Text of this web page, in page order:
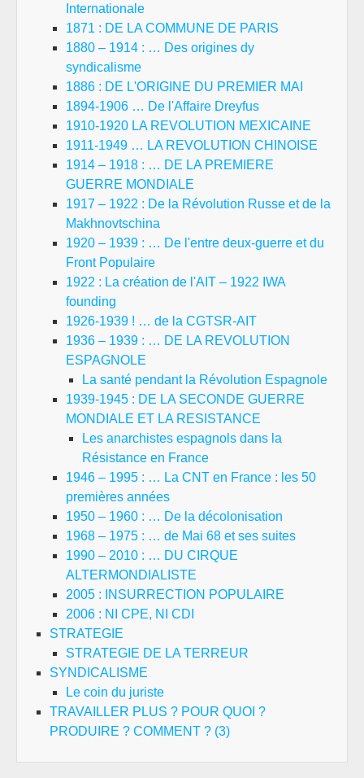
Internationale
1871 : DE LA COMMUNE DE PARIS
1880 – 1914 : … Des origines dy
syndicalisme
1886 : DE L'ORIGINE DU PREMIER MAI
1894-1906 … De l'Affaire Dreyfus
1910-1920 LA REVOLUTION MEXICAINE
1911-1949 … LA REVOLUTION CHINOISE
1914 – 1918 : … DE LA PREMIERE
GUERRE MONDIALE
1917 – 1922 : De la Révolution Russe et de la
Makhnovtschina
1920 – 1939 : … De l'entre deux-guerre et du
Front Populaire
1922 : La création de l'AIT – 1922 IWA
founding
1926-1939 ! … de la CGTSR-AIT
1936 – 1939 : … DE LA REVOLUTION
ESPAGNOLE
La santé pendant la Révolution Espagnole
1939-1945 : DE LA SECONDE GUERRE
MONDIALE ET LA RESISTANCE
Les anarchistes espagnols dans la
Résistance en France
1946 – 1995 : … La CNT en France : les 50
premières années
1950 – 1960 : … De la décolonisation
1968 – 1975 : … de Mai 68 et ses suites
1990 – 2010 : … DU CIRQUE
ALTERMONDIALISTE
2005 : INSURRECTION POPULAIRE
2006 : NI CPE, NI CDI
STRATEGIE
STRATEGIE DE LA TERREUR
SYNDICALISME
Le coin du juriste
TRAVAILLER PLUS ? POUR QUOI ?
PRODUIRE ? COMMENT ? (3)